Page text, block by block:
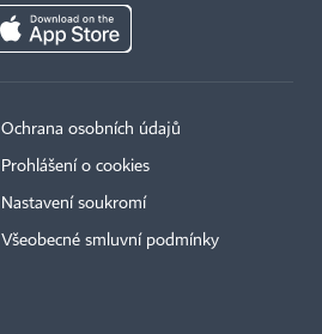
Ochrana osobních údajů
Prohlášení o cookies
Nastavení soukromí
Všeobecné smluvní podmínky